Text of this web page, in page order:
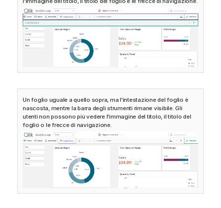
Un foglio uguale a quello sopra, ma l'intestazione del foglio è
nascosta, mentre la barra degli strumenti rimane visibile. Gli
utenti non possono più vedere l'immagine del titolo, il titolo del
foglio o le frecce di navigazione.